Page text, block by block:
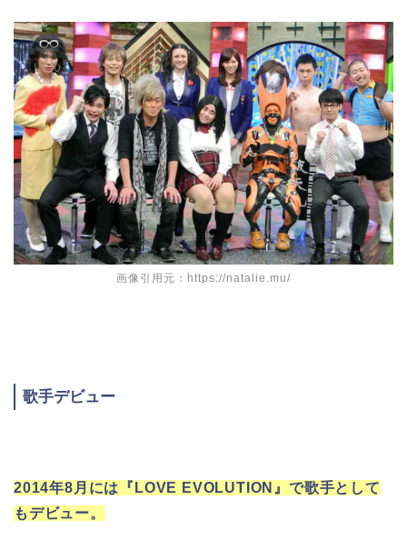
画像引用元：https://natalie.mu/
歌手デビュー
2014年8月には『LOVE EVOLUTION』で歌手として
もデビュー。